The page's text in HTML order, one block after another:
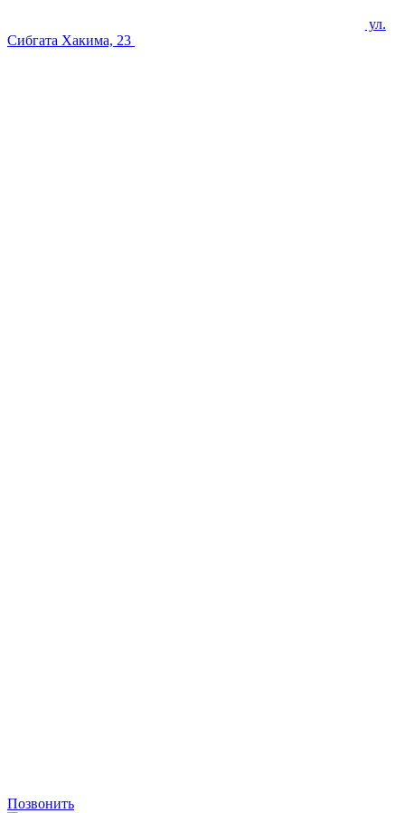
ул.
Сибгата Хакима, 23
Позвонить